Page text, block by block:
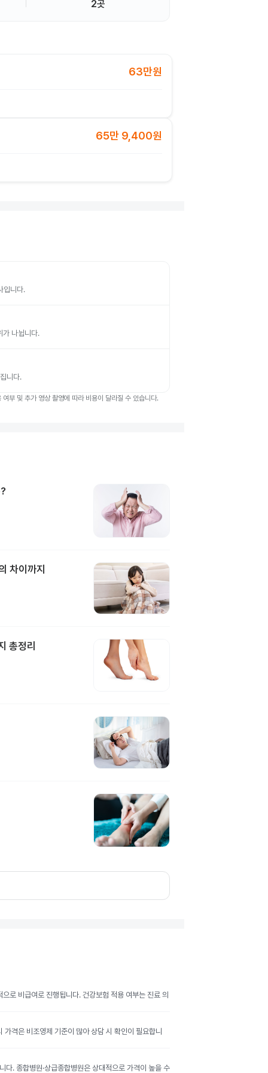
2곳
63만원
65만 9,400원
입니다.
가 나뉩니다.
니다.
부 및 추가 영상 촬영에 따라 비용이 달라질 수 있습니다.
차이까지
총정리
로 비급여로 진행됩니다. 건강보험 적용 여부는 진료 의
격은 비조영제 기준이 많아 상담 시 확인이 필요합니
. 종합병원·상급종합병원은 상대적으로 가격이 높을 수